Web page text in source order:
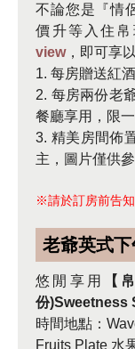
不論您是『情
價升等入住
view，即可享
1. 每房贈送紅
2. 每房兩份老
餐廳享用，限
3. 精美房間佈
主，圖片僅供
※請於訂房前告知
老爺英式
悠閒享用
【
份)Sweetness
時間地點：
Fruits Plate 水